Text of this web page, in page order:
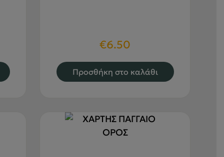
€6.50
Προσθήκη στο καλάθι